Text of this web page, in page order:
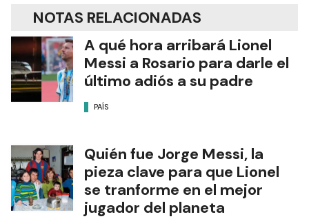
NOTAS RELACIONADAS
A qué hora arribará Lionel
Messi a Rosario para darle el
último adiós a su padre
PAÍS
Quién fue Jorge Messi, la
pieza clave para que Lionel
se tranforme en el mejor
jugador del planeta